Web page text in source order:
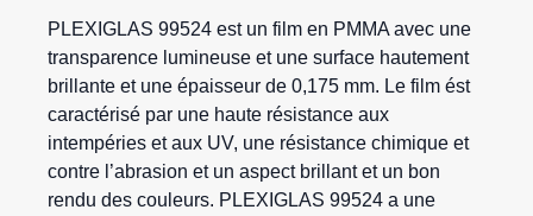
PLEXIGLAS 99524 est un film en PMMAavec une
transparence lumineuse et une surface hautement
brillante et une épaisseur de 0,175 mm. Le film ést
caractérisé par une haute résistance aux
intempéries et aux UV, une résistance chimique et
contre l’abrasion et un aspect brillant et un bon
rendu des couleurs. PLEXIGLAS 99524 a une